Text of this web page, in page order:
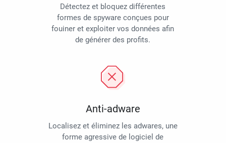
Détectez et bloquez différentes
formes de spyware conçues pour
fouiner et exploiter vos données afin
de générer des profits.
Anti-adware
Localisez et éliminez les adwares, une
forme agressive de logiciel de